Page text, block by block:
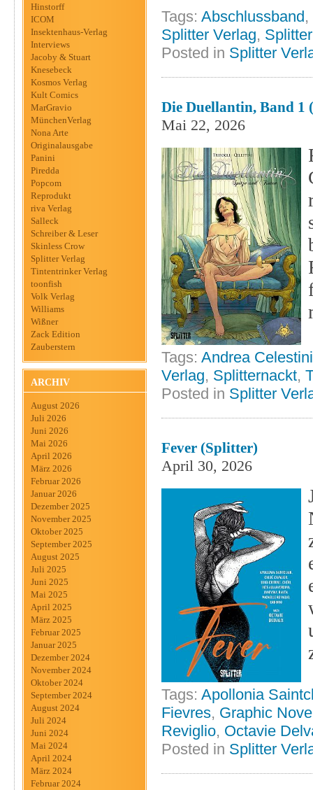
Hinstorff
ICOM
Insektenhaus-Verlag
Interviews
Jacoby & Stuart
Knesebeck
Kosmos Verlag
Kult Comics
MarGravio
MünchenVerlag
Nona Arte
Originalausgabe
Panini
Piredda
Popcom
Reprodukt
riva Verlag
Salleck
Schreiber & Leser
Skinless Crow
Splitter Verlag
Tintentrinker Verlag
toonfish
Volk Verlag
Williams
Wißner
Zack Edition
Zauberstern
ARCHIV
August 2026
Juli 2026
Juni 2026
Mai 2026
April 2026
März 2026
Februar 2026
Januar 2026
Dezember 2025
November 2025
Oktober 2025
September 2025
August 2025
Juli 2025
Juni 2025
Mai 2025
April 2025
März 2025
Februar 2025
Januar 2025
Dezember 2024
November 2024
Oktober 2024
September 2024
August 2024
Juli 2024
Juni 2024
Mai 2024
April 2024
März 2024
Februar 2024
Tags: Abschlussband,
Splitter Verlag,
Posted in Splitter
Die Duellantin, Band 1
Mai 22, 2026
Tags: Andrea Celestini
Verlag, Splitternackt,
Posted in Splitter
Fever (Splitter)
April 30, 2026
Tags: Apollonia
Fievres, Graphic
Reviglio, Octavie
Posted in Splitter